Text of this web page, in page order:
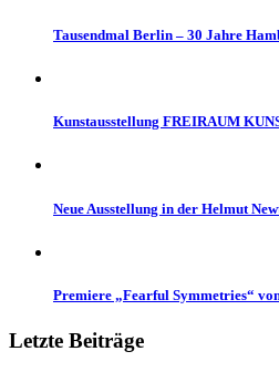
Tausendmal Berlin – 30 Jahre
Kunstausstellung FREIRAUM
Neue Ausstellung in der Helmut
Premiere „Fearful Symmetries“
Letzte Beiträge